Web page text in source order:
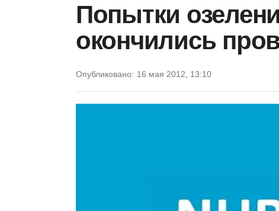
Попытки
окончились
Опубликовано: 16 мая 2012, 13:10